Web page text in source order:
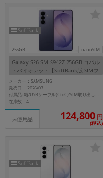
256GB nanoSIM
Galaxy S26 SM-S942Z 256GB コバル
トバイオレット【SoftBank版 SIMフ
リー】
メーカー：SAMSUNG
発売日： 2026/03
付属品: 箱/USBケーブル(CtoC)/SIM取り出し用ピン/クイックスタートガイド
在庫数：4
未使用品 124,800 円
(税込)
カテゴリー
商品ジャンルの絞り込み
「スマートフォン」「タブレット」など
シリーズ
「iPhone」「Xperia」「Galaxy」など
メーカー
製造、販売メーカーの絞り込み
「Apple」「SONY」「SHARP」など
機能・特徴
ドライブの絞り込み